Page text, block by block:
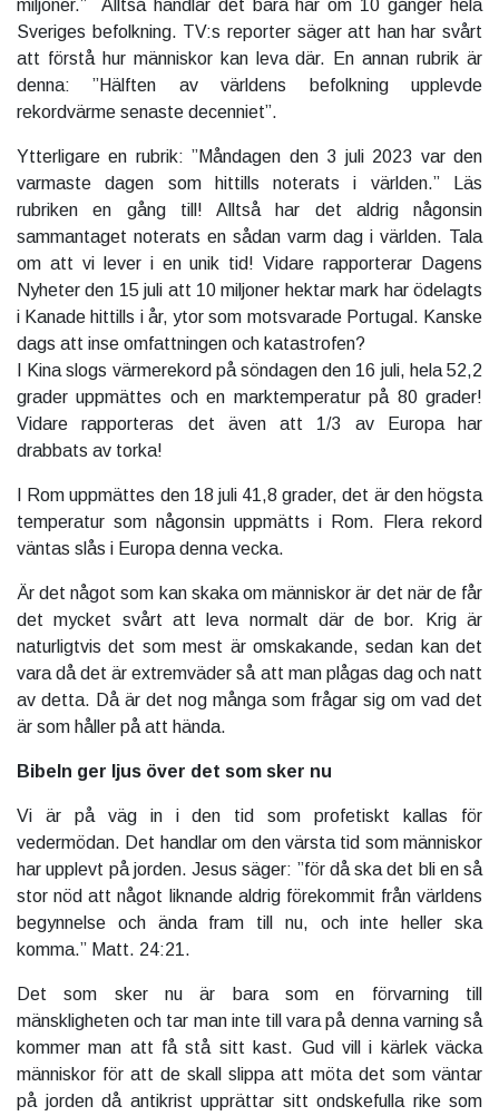
miljoner.” Alltså handlar det bara här om 10 gånger hela
Sveriges befolkning. TV:s reporter säger att han har svårt
att förstå hur människor kan leva där. En annan rubrik är
denna: ”Hälften av världens befolkning upplevde
rekordvärme senaste decenniet”.
Ytterligare en rubrik: ”Måndagen den 3 juli 2023 var den
varmaste dagen som hittills noterats i världen.” Läs
rubriken en gång till! Alltså har det aldrig någonsin
sammantaget noterats en sådan varm dag i världen. Tala
om att vi lever i en unik tid! Vidare rapporterar Dagens
Nyheter den 15 juli att 10 miljoner hektar mark har ödelagts
i Kanade hittills i år, ytor som motsvarade Portugal. Kanske
dags att inse omfattningen och katastrofen?
I Kina slogs värmerekord på söndagen den 16 juli, hela 52,2
grader uppmättes och en marktemperatur på 80 grader!
Vidare rapporteras det även att 1/3 av Europa har
drabbats av torka!
I Rom uppmättes den 18 juli 41,8 grader, det är den högsta
temperatur som någonsin uppmätts i Rom. Flera rekord
väntas slås i Europa denna vecka.
Är det något som kan skaka om människor är det när de får
det mycket svårt att leva normalt där de bor. Krig är
naturligtvis det som mest är omskakande, sedan kan det
vara då det är extremväder så att man plågas dag och natt
av detta. Då är det nog många som frågar sig om vad det
är som håller på att hända.
Bibeln ger ljus över det som sker nu
Vi är på väg in i den tid som profetiskt kallas för
vedermödan. Det handlar om den värsta tid som människor
har upplevt på jorden. Jesus säger: ”för då ska det bli en så
stor nöd att något liknande aldrig förekommit från världens
begynnelse och ända fram till nu, och inte heller ska
komma.” Matt. 24:21.
Det som sker nu är bara som en förvarning till
mänskligheten och tar man inte till vara på denna varning så
kommer man att få stå sitt kast. Gud vill i kärlek väcka
människor för att de skall slippa att möta det som väntar
på jorden då antikrist upprättar sitt ondskefulla rike som